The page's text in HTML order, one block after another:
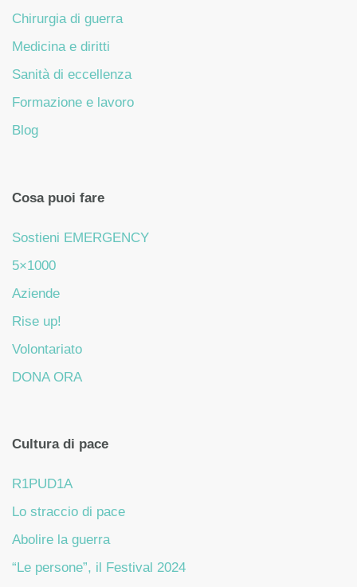
Chirurgia di guerra
Medicina e diritti
Sanità di eccellenza
Formazione e lavoro
Blog
Cosa puoi fare
Sostieni EMERGENCY
5×1000
Aziende
Rise up!
Volontariato
DONA ORA
Cultura di pace
R1PUD1A
Lo straccio di pace
Abolire la guerra
“Le persone”, il Festival 2024